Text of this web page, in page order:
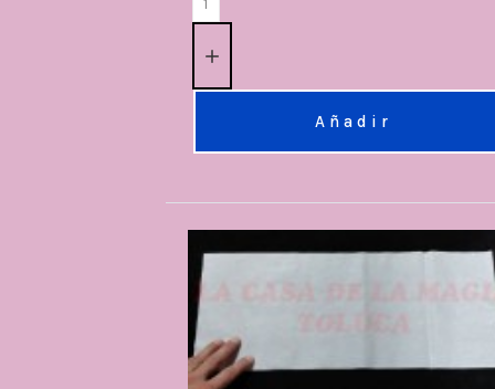
Añadir